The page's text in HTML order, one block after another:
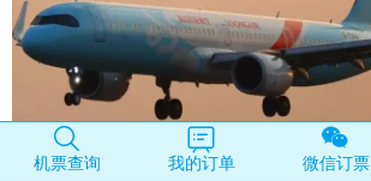
长龙航空无陪儿童机票怎么线上预订
机票查询 我的订单 微信订票